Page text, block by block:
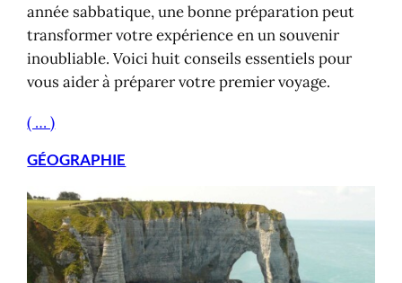
année sabbatique, une bonne préparation peut
transformer votre expérience en un souvenir
inoubliable. Voici huit conseils essentiels pour
vous aider à préparer votre premier voyage.
( … )
GÉOGRAPHIE